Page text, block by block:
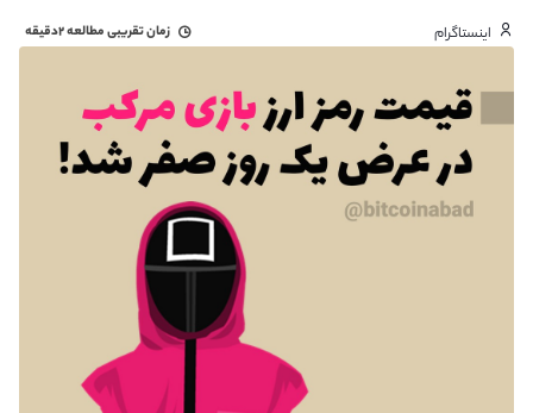
اینستاگرام زمان تقریبی مطالعه۲دقیقه